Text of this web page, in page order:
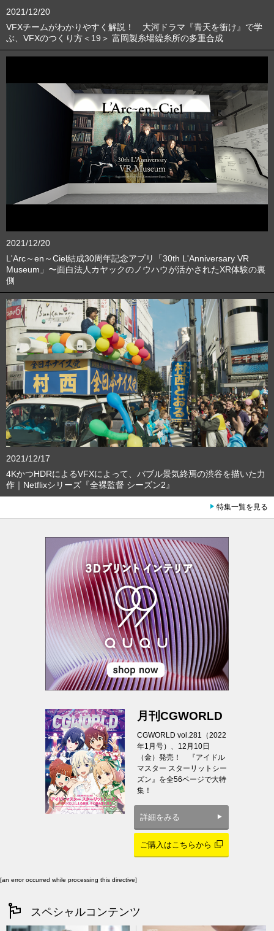
2021/12/20
VFXチームがわかりやすく解説！ 大河ドラマ『青天を衝け』で学
ぶ、VFXのつくり方＜19＞ 富岡製糸場繰糸所の多重合成
2021/12/20
L'Arc～en～Ciel結成30周年記念アプリ「30th L'Anniversary VR
Museum」〜面白法人カヤックのノウハウが活かされたXR体験の裏
側
2021/12/17
4KかつHDRによるVFXによって、バブル景気終焉の渋谷を描いた力
作｜Netflixシリーズ『全裸監督 シーズン2』
特集一覧を見る
月刊CGWORLD
CGWORLD vol.281（2022
年1月号）、12月10日
（金）発売！ 『アイドル
マスター スターリットシー
ズン』を全56ページで大特
集！
詳細をみる
ご購入はこちらから
[an error occurred while processing this directive]
スペシャルコンテンツ